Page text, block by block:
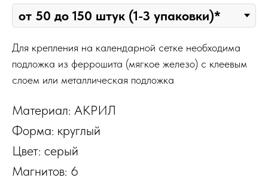
Для крепления на календарной сетке необходима
подложка из феррошита (мягкое железо) с клеевым
слоем или металлическая подложка
Материал: АКРИЛ
Форма: круглый
Цвет: серый
Магнитов: 6